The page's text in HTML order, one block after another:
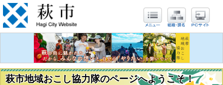
萩市地域おこし協力隊のページへようこそ！